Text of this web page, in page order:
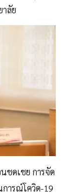
ลัย
ชดเชย การจัด
การณ์โควิด-19